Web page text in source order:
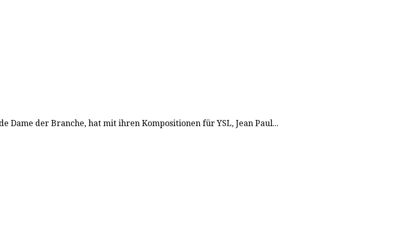
Dame der Branche, hat mit ihren Kompositionen für YSL, Jean Paul...